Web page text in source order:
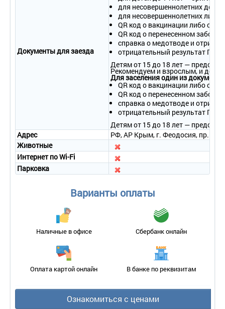
Документы для заезда
для несовершеннолетних
для несовершеннолетних лиц
QR код о вакцинации либо
QR код о перенесенном
справка о медотводе и
отрицательный результат
Детям от 15 до 18 лет —
Рекомендуем и взрослым, и
Для заселения один из
QR код о вакцинации либо
QR код о перенесенном
справка о медотводе и
отрицательный результат
Детям от 15 до 18 лет —
Адрес
РФ, АР Крым, г. Феодосия, пр.
Животные
Интернет по Wi-Fi
Парковка
Варианты оплаты
Наличные в офисе Сбербанк онлайн
Оплата картой онлайн В банке по реквизитам
Ознакомиться с ценами